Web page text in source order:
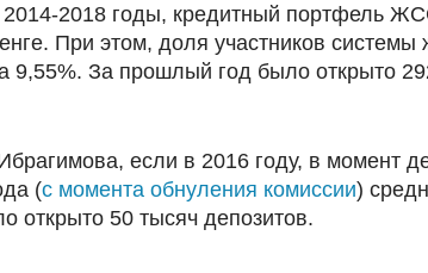
2018 годы, кредитный портфель
При этом, доля участников
9,55%. За прошлый год было открыто
если в 2016 году, в момент
(с момента обнуления комиссии)
открыто 50 тысяч депозитов.